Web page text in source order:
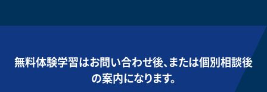
無料体験学習はお問い合わせ後、または個別相談後
の案内になります。